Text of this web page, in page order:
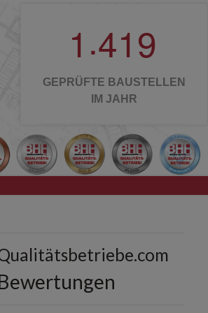
1 .419
GEPRÜFTE BAUSTELLEN
IM JAHR